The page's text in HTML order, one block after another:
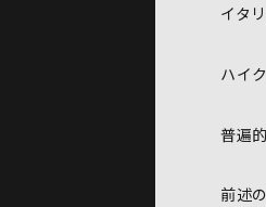
イタ
ハイ
普遍
前述